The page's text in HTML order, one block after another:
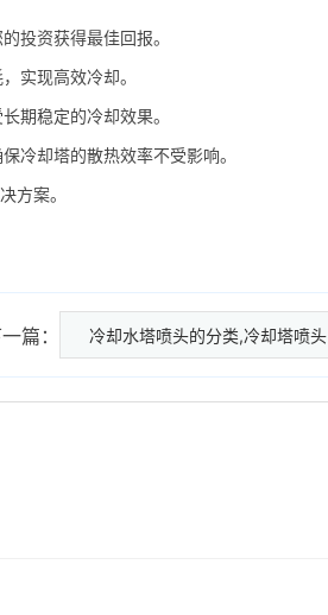
投资获得最佳回报。
实现高效冷却。
期稳定的冷却效果。
冷却塔的散热效率不受影响。
方案。
篇： 冷却水塔喷头的分类,冷却塔喷头